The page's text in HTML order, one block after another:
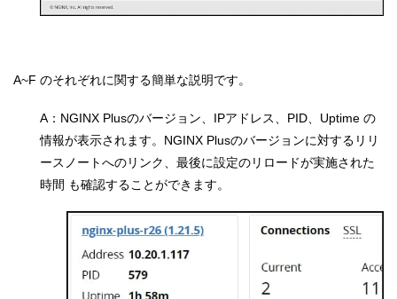
A~F のそれぞれに関する簡単な説明です。
A：NGINX Plusのバージョン、IPアドレス、PID、Uptime の
情報が表示されます。NGINX Plusのバージョンに対するリリ
ースノートへのリンク、最後に設定のリロードが実施された
時間 も確認することができます。